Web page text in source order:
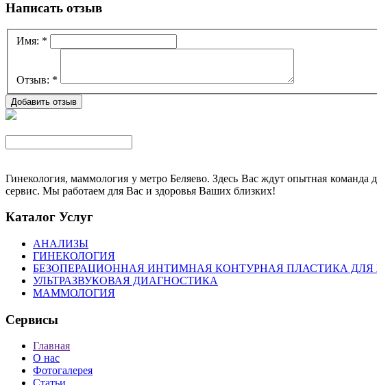
Написать отзыв
Имя: *
Отзыв: *
Гинекология, маммология у метро Беляево. Здесь Вас ждут опытная
сервис. Мы работаем для Вас и здоровья Ваших близких!
Каталог Услуг
АНАЛИЗЫ
ГИНЕКОЛОГИЯ
БЕЗОПЕРАЦИОННАЯ ИНТИМНАЯ КОНТУРНАЯ ПЛАСТИКА
УЛЬТРАЗВУКОВАЯ ДИАГНОСТИКА
МАММОЛОГИЯ
Сервисы
Главная
О нас
Фотогалерея